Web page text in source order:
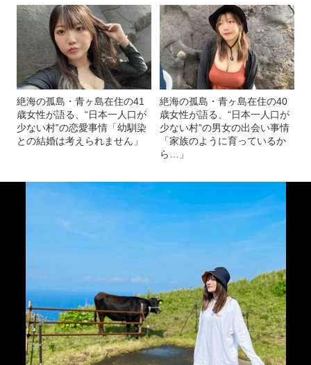
絶海の孤島・青ヶ島在住の41
歳女性が語る、“日本一人口が
少ない村”の恋愛事情「幼馴染
との結婚は考えられません」
絶海の孤島・青ヶ島在住の40
歳女性が語る、“日本一人口が
少ない村”の男女の出会い事情
「家族のように育っているか
ら…」